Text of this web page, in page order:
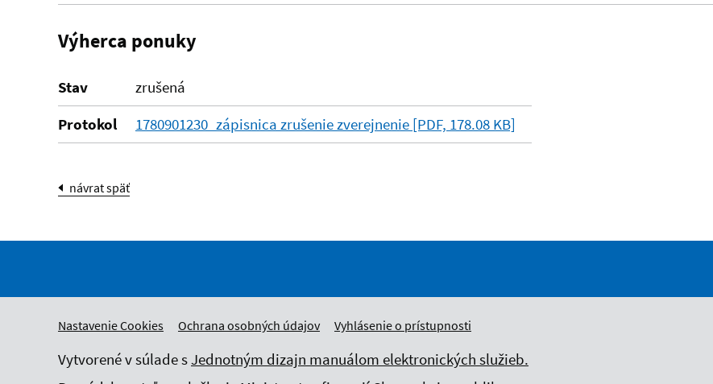
Výherca ponuky
Stav
zrušená
Protokol
1780901230_zápisnica zrušenie zverejnenie [PDF, 178.08 KB]
návrat späť
Nastavenie Cookies Ochrana osobných údajov Vyhlásenie o prístupnosti
Vytvorené v súlade sJednotným dizajn manuálom elektronických služieb.